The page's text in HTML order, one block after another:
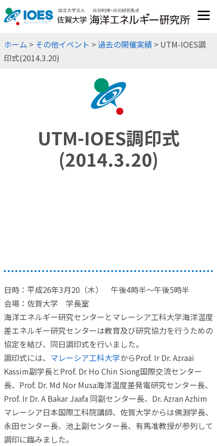
JP
EN
ホーム > その他イベント >過去の開催実績 > UTM-IOES調
印式(2014.3.20)
UTM-IOES調印式
(2014.3.20)
日時：平成26年3月20（木） 午後4時半～午後5時半
会場：佐賀大学 学長室
海洋エネルギー研究センターとマレーシア工科大学海洋温度
差エネルギー研究センターは教育及び研究協力を行うための
協定を結び、同日調印式を行いました。
調印式には、 マレーシア工科大学からProf. Ir Dr. Azraai
Kassim副学長とProf. Dr Ho Chin Siong国際交流センター
長、Prof. Dr. Md Nor Musa海洋温度差発電研究センター長、
Prof. Ir Dr. A Bakar Jaafa 同副センター長、Dr. Azran Azhim
マレーシア日本国際工科院講師、佐賀大学からは佛淵学長、
永田センター長、池上副センター長、有馬准教授が参列して
調印に臨みました。